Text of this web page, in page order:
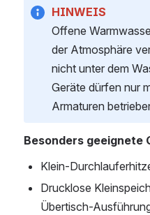
HINWEIS
Offene
der Atmosphäre
nicht unter dem
Geräte dürfen nur
Armaturen
Besonders geeignete
Klein-
Drucklose
Übertisch-